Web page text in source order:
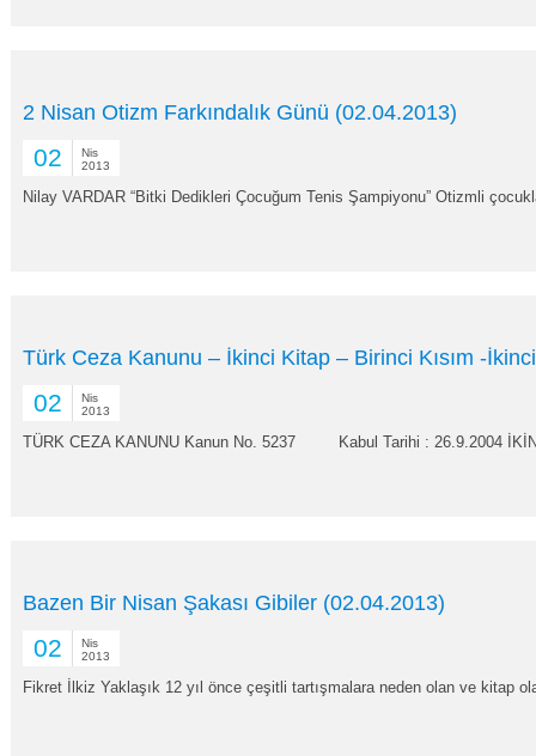
2 Nisan Otizm Farkındalık Günü (02.04.2013)
02
Nis
2013
Nilay VARDAR “Bitki Dedikleri Çocuğum Tenis Şampiyonu” Otizmli
Türk Ceza Kanunu – İkinci Kitap – Birinci Kısım -
02
Nis
2013
TÜRK CEZA KANUNU Kanun No. 5237 Kabul Tarihi : 26.9.2004
Bazen Bir Nisan Şakası Gibiler (02.04.2013)
02
Nis
2013
Fikret İlkiz Yaklaşık 12 yıl önce çeşitli tartışmalara neden olan ve kitap